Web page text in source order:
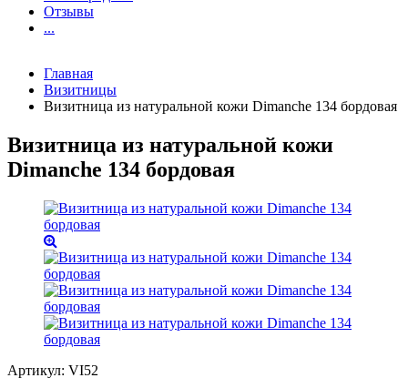
Отзывы
...
Главная
Визитницы
Визитница из натуральной кожи Dimanche 134 бордовая
Визитница из натуральной кожи
Dimanche 134 бордовая
Артикул: VI52